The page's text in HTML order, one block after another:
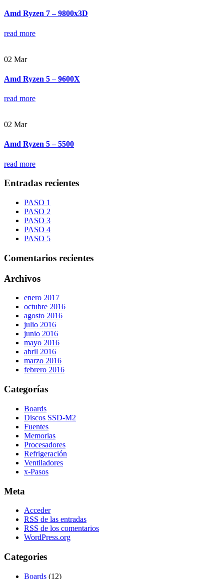
Amd Ryzen 7 – 9800x3D
read more
02 Mar
Amd Ryzen 5 – 9600X
read more
02 Mar
Amd Ryzen 5 – 5500
read more
Entradas recientes
PASO 1
PASO 2
PASO 3
PASO 4
PASO 5
Comentarios recientes
Archivos
enero 2017
octubre 2016
agosto 2016
julio 2016
junio 2016
mayo 2016
abril 2016
marzo 2016
febrero 2016
Categorías
Boards
Discos SSD-M2
Fuentes
Memorias
Procesadores
Refrigeración
Ventiladores
x-Pasos
Meta
Acceder
RSS de las entradas
RSS de los comentarios
WordPress.org
Categories
Boards (12)